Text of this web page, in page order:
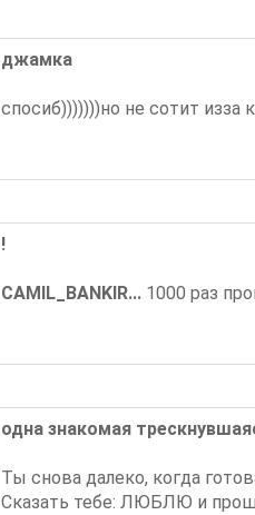
джамка
спосиб)))))))но не сотит изза
!
CAMIL_BANKIR...1000 раз
одна знакомая
Ты снова далеко, когда
Сказать тебе: ЛЮБЛЮ и